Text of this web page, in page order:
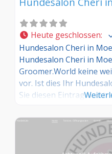
Heute geschlossen:
Hundesalon Cheri in
Hundesalon Cheri in
Groomer.World keine
vor. Ist dies Ihr
Sie diesen Eintrag und
Kunde in diesem
Ihre Erfahrungen über